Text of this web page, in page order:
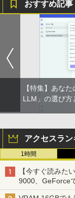
おすすめ記事
【特集】あな
LLM」の選び方
アクセスラン
1時間
【今すぐ読みた
9000、GeForce